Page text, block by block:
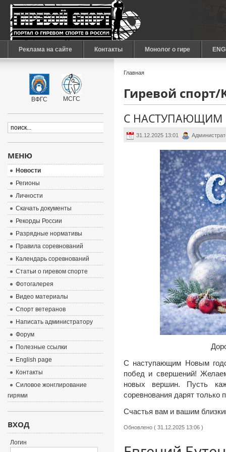
Реклама на сайте Контакты Монолог о гире
Главная
Гиревой
С НАСТУПАЮЩИМ
31.12.2025 13:01
С наступающим Новым
побед и свершений!
новых вершин. Пусть
соревнования дарят
Счастья вам и вашим
Обновлено ( 31.12.2025 13:06 )
ВФГС МСГС
МЕНЮ
Новости
Регионы
Личности
Скачать документы
Рекорды России
Разрядные нормативы
Правила соревнований
Календарь соревнований
Статьи о гиревом спорте
Фотогалерея
Видео материалы
Спорт ветеранов
Написать администратору
Форум
Полезные ссылки
English page
Контакты
Силовое жонглирование
гирями
ВХОД
Логин